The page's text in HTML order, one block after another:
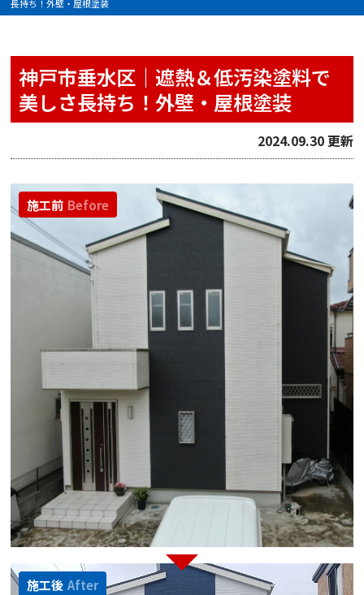
長持ち！外壁・屋根塗装
神戸市垂水区｜遮熱＆低汚染塗料で
美しさ長持ち！外壁・屋根塗装
2024.09.30 更新
施工前 Before
施工後 After